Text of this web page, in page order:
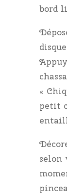
bord
«
petit
selon